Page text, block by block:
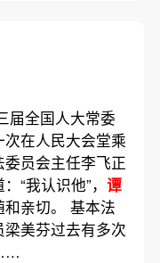
届全国人大常委
在人民大会堂乘
员会主任李飞正
“我认识他”， 谭
亲切。 基本法
美芬过去有多次